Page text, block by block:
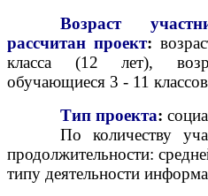
Возраст
рассчитан проект:
класса (12 лет),
обучающиеся 3 - 11
Тип проекта:
По количеству
продолжительности:
типу деятельности